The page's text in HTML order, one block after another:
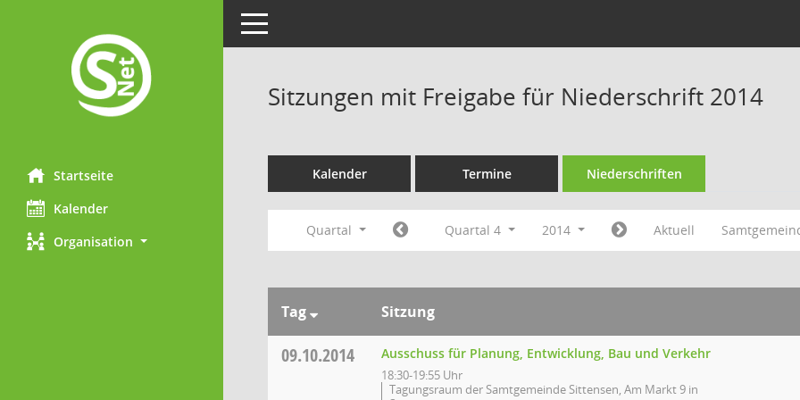
Startseite
Kalender
Organisation
Toggle navigation
Sitzungen mit Freigabe für Niederschrift 2014
Kalender Termine Niederschriften
Quartal Quartal 4 2014 Aktuell
Tag Sitzung
09.10.2014 Ausschuss für Planung, Entwicklung, Bau und Verkehr
18:30-19:55 Uhr
Tagungsraum der Samtgemeinde Sittensen, Am Markt 9 in